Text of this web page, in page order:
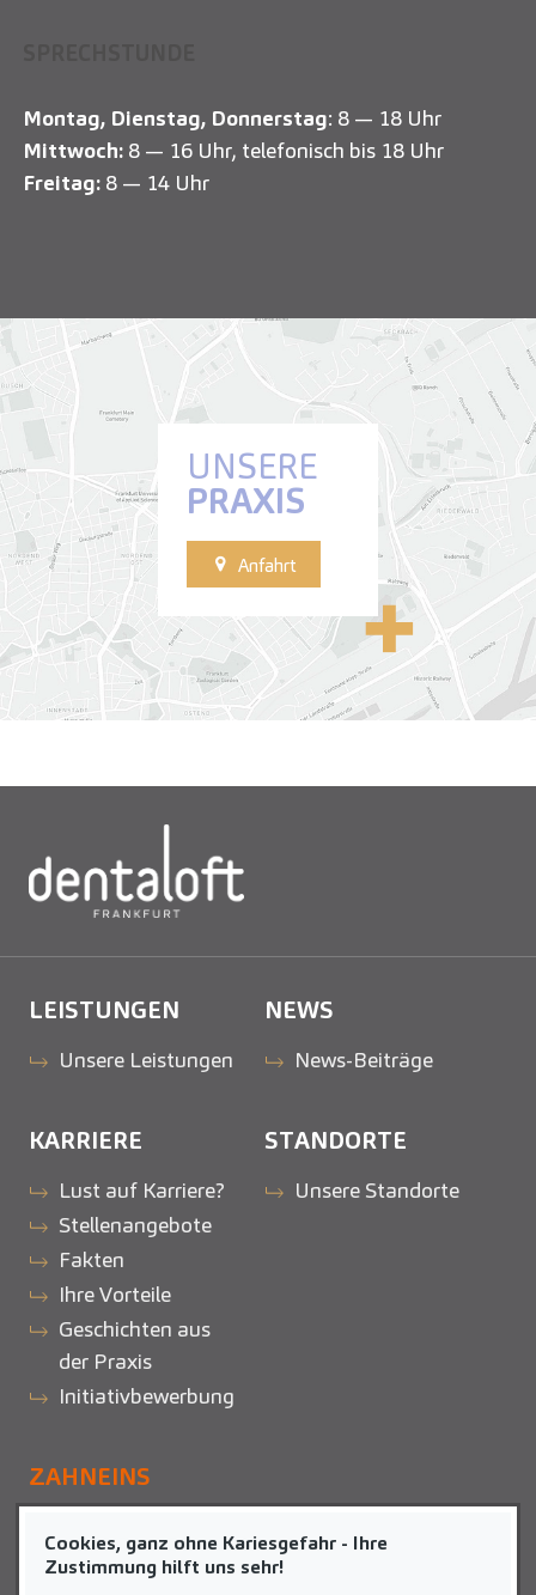
UNSERE
PRAXIS
Anfahrt
Montag, Dienstag, Donnerstag: 8 — 18 Uhr
Mittwoch: 8 — 16 Uhr, telefonisch bis 18 Uhr
Freitag: 8 — 14 Uhr
LEISTUNGEN
Unsere Leistungen
NEWS
News-Beiträge
KARRIERE
Lust auf Karriere?
Stellenangebote
Fakten
Ihre Vorteile
Geschichten aus
der Praxis
Initiativbewerbung
STANDORTE
Unsere Standorte
ZAHNEINS
Cookies, ganz ohne Kariesgefahr - Ihre
Zustimmung hilft uns sehr!